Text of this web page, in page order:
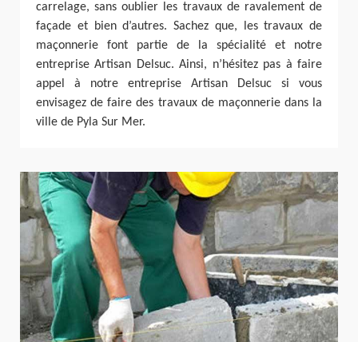
carrelage, sans oublier les travaux de ravalement de
façade et bien d’autres. Sachez que, les travaux de
maçonnerie font partie de la spécialité et notre
entreprise Artisan Delsuc. Ainsi, n’hésitez pas à faire
appel à notre entreprise Artisan Delsuc si vous
envisagez de faire des travaux de maçonnerie dans la
ville de Pyla Sur Mer.